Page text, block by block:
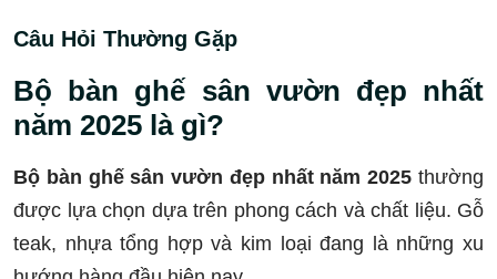
Câu Hỏi Thường Gặp
Bộ bàn ghế sân vườn đẹp nhất
năm 2025 là gì?
Bộ bàn ghế sân vườn đẹp nhất năm 2025 thường
được lựa chọn dựa trên phong cách và chất liệu. Gỗ
teak, nhựa tổng hợp và kim loại đang là những xu